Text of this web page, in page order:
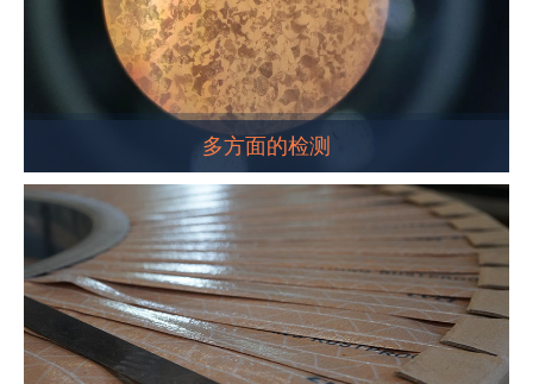
多方面的检测